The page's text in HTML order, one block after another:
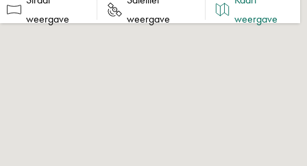
elektra en internet.
weergave
weergave
weergave